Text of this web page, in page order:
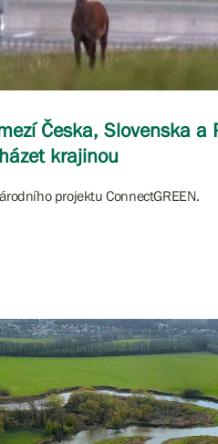
Česka, Slovenska a
krajinou
projektu ConnectGREEN.